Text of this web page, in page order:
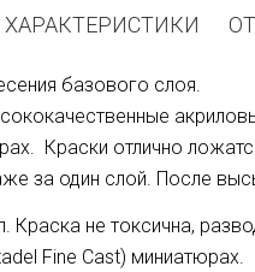
ХАРАКТЕРИСТИКИ
базового слоя.
Краски отлично
за один слой. После
Краска не токсична,
Fine Cast) миниатюрах.